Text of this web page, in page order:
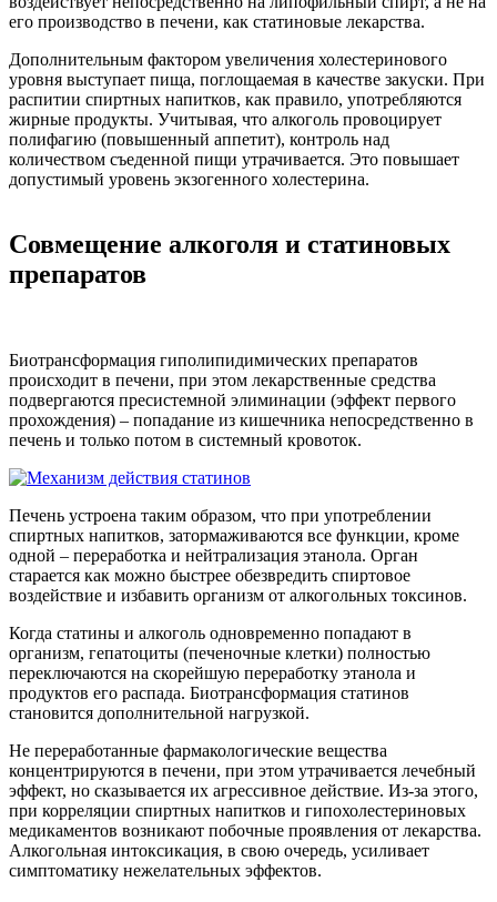
его производство в печени, как статиновые лекарства.
Дополнительным фактором увеличения холестеринового
уровня выступает пища, поглощаемая в качестве закуски. При
распитии спиртных напитков, как правило, употребляются
жирные продукты. Учитывая, что алкоголь провоцирует
полифагию (повышенный аппетит), контроль над
количеством съеденной пищи утрачивается. Это повышает
допустимый уровень экзогенного холестерина.
Совмещение алкоголя и статиновых
препаратов
Биотрансформация гиполипидимических препаратов
происходит в печени, при этом лекарственные средства
подвергаются пресистемной элиминации (эффект первого
прохождения) – попадание из кишечника непосредственно в
печень и только потом в системный кровоток.
Печень устроена таким образом, что при употреблении
спиртных напитков, затормаживаются все функции, кроме
одной – переработка и нейтрализация этанола. Орган
старается как можно быстрее обезвредить спиртовое
воздействие и избавить организм от алкогольных токсинов.
Когда статины и алкоголь одновременно попадают в
организм, гепатоциты (печеночные клетки) полностью
переключаются на скорейшую переработку этанола и
продуктов его распада. Биотрансформация статинов
становится дополнительной нагрузкой.
Не переработанные фармакологические вещества
концентрируются в печени, при этом утрачивается лечебный
эффект, но сказывается их агрессивное действие. Из-за этого,
при корреляции спиртных напитков и гипохолестериновых
медикаментов возникают побочные проявления от лекарства.
Алкогольная интоксикация, в свою очередь, усиливает
симптоматику нежелательных эффектов.